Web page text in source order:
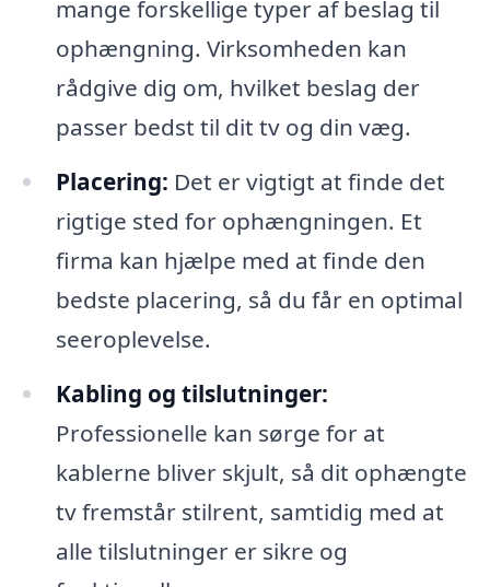
mange forskellige typer af beslag til
ophængning. Virksomheden kan
rådgive dig om, hvilket beslag der
passer bedst til dit tv og din væg.
Placering: Det er vigtigt at finde det
rigtige sted for ophængningen. Et
firma kan hjælpe med at finde den
bedste placering, så du får en optimal
seeroplevelse.
Kabling og tilslutninger:
Professionelle kan sørge for at
kablerne bliver skjult, så dit ophængte
tv fremstår stilrent, samtidig med at
alle tilslutninger er sikre og